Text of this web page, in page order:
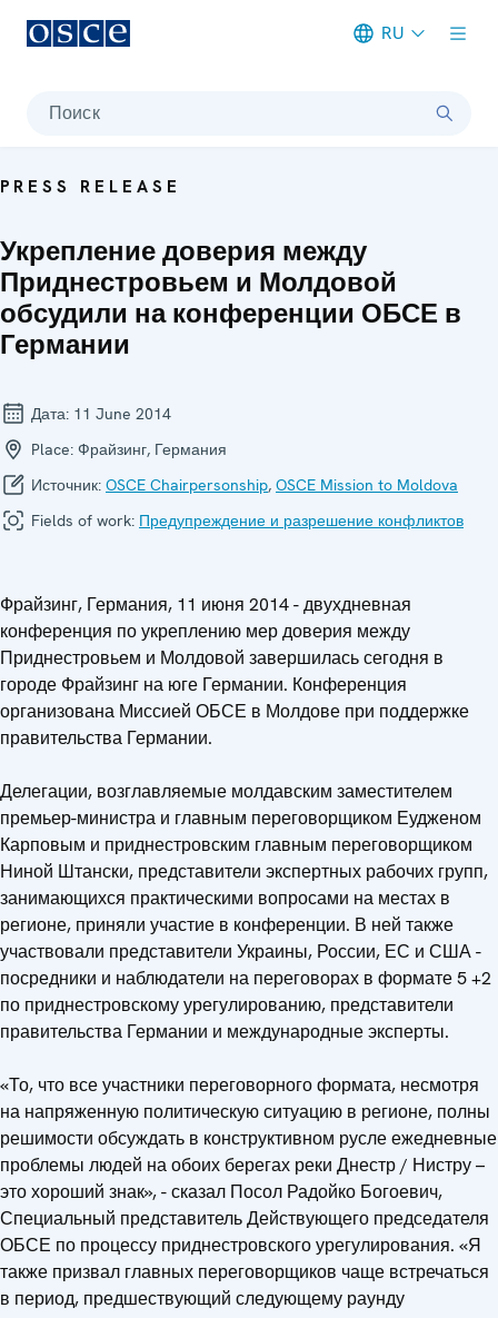
RU
Поиск
PRESS RELEASE
Укрепление доверия между
Приднестровьем и Молдовой
обсудили на конференции ОБСЕ в
Германии
Дата: 11 June 2014
Place: Фрайзинг, Германия
Источник: OSCE Chairpersonship, OSCE Mission to Moldova
Fields of work: Предупреждение и разрешение конфликтов
Фрайзинг, Германия, 11 июня 2014 - двухдневная
конференция по укреплению мер доверия между
Приднестровьем и Молдовой завершилась сегодня в
городе Фрайзинг на юге Германии. Конференция
организована Миссией ОБСЕ в Молдове при поддержке
правительства Германии.
Делегации, возглавляемые молдавским заместителем
премьер-министра и главным переговорщиком Еудженом
Карповым и приднестровским главным переговорщиком
Ниной Штански, представители экспертных рабочих групп,
занимающихся практическими вопросами на местах в
регионе, приняли участие в конференции. В ней также
участвовали представители Украины, России, ЕС и США -
посредники и наблюдатели на переговорах в формате 5 +2
по приднестровскому урегулированию, представители
правительства Германии и международные эксперты.
«То, что все участники переговорного формата, несмотря
на напряженную политическую ситуацию в регионе, полны
решимости обсуждать в конструктивном русле ежедневные
проблемы людей на обоих берегах реки Днестр / Нистру –
это хороший знак», - сказал Посол Радойко Богоевич,
Специальный представитель Действующего председателя
ОБСЕ по процессу приднестровского урегулирования. «Я
также призвал главных переговорщиков чаще встречаться
в период, предшествующий следующему раунду